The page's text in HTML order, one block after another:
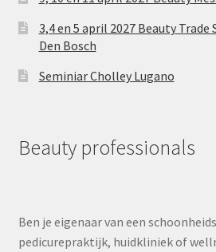
3,4 en 5 april 2027 Beauty
Den Bosch
Seminiar Cholley Lugano
Beauty professionals
Ben je eigenaar van een
pedicurepraktijk, huidkliniek of